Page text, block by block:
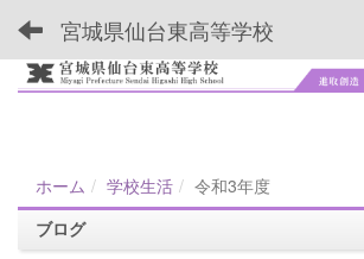
宮城県仙台東高等学校
ホーム 学校生活
令和3年度
ブログ